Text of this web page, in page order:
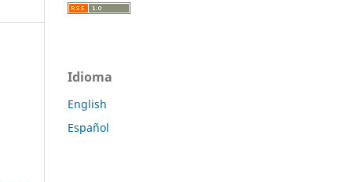
Idioma
English
Español